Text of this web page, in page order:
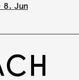
8. Jun